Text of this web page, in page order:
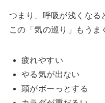
つまり、呼吸が浅くなる
この「気の巡り」もうま
疲れやすい
やる気が出ない
頭がボーっとする